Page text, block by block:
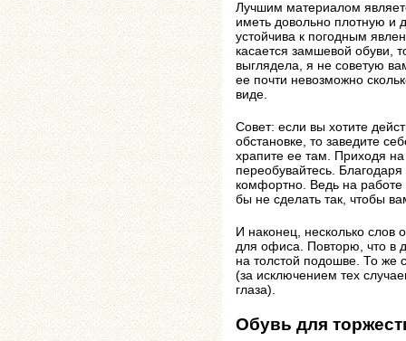
Лучшим материалом
иметь довольно плотную и
устойчива к погодным
касается замшевой обуви,
выглядела, я не советую
ее почти невозможно
виде.
Совет: если вы хотите
обстановке, то заведите
храпите ее там. Приходя
переобувайтесь. Благодаря
комфортно. Ведь на
бы не сделать так, чтобы
И наконец, несколько
для офиса. Повторю, что в
на толстой подошве. То же
(за исключением тех
глаза).
Обувь для